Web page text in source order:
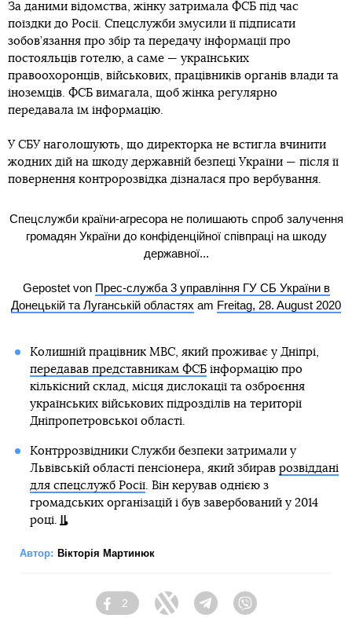
За даними відомства, жінку затримала ФСБ під час
поїздки до Росії. Спецслужби змусили її підписати
зобов’язання про збір та передачу інформації про
постояльців готелю, а саме — українських
правоохоронців, військових, працівників органів влади та
іноземців. ФСБ вимагала, щоб жінка регулярно
передавала їм інформацію.
У СБУ наголошують, що директорка не встигла вчинити
жодних дій на шкоду державній безпеці України — після її
повернення контророзвідка дізналася про вербування.
Спецслужби країни-агресора не полишають спроб залучення
громадян України до конфіденційної співпраці на шкоду
державної...
Gepostet von Прес-служба 3 управління ГУ СБ України в
Донецькій та Луганській областях am Freitag, 28. August 2020
Колишній працівник МВС, який проживає у Дніпрі,
передавав представникам ФСБінформацію про
кількісний склад, місця дислокації та озброєння
українських військових підрозділів на території
Дніпропетровської області.
Контррозвідники Служби безпеки затримали у
Львівській області пенсіонера, який збирав розвіддані
для спецслужб Росії. Він керував однією з
громадських організацій і був завербований у 2014
році.
Автор: Вікторія Мартинюк
Facebook
2
Twitter Telegram